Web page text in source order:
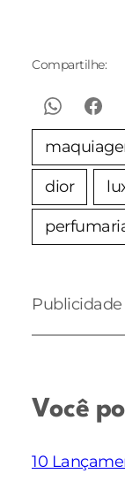
Compartilhe:
dior
Publicidade
Você
10